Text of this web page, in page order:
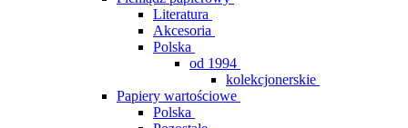
Literatura
Akcesoria
Polska
od 1994
kolekcjonerskie
Papiery wartościowe
Polska